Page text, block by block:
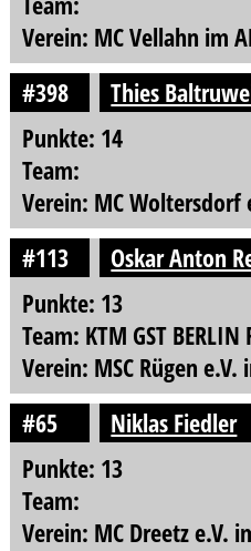
Verein: MC Vellahn im
#398
Thies
Punkte: 14
Team:
Verein: MC Woltersdorf
#113
Oskar Anton
Punkte: 13
Team: KTM GST BERLIN
Verein: MSC Rügen e.V.
#65
Niklas Fiedler
Punkte: 13
Team:
Verein: MC Dreetz e.V.